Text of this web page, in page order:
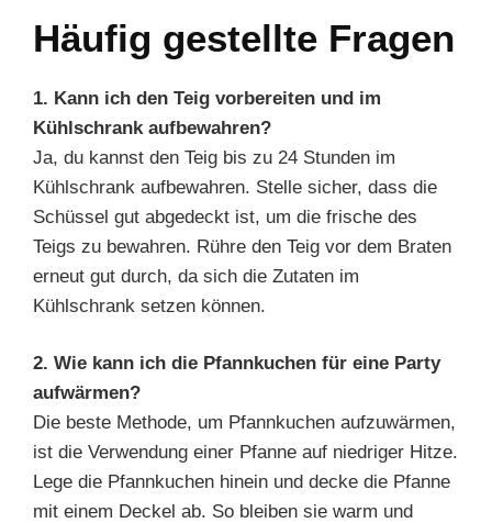
Häufig gestellte Fragen
1. Kann ich den Teig vorbereiten und im
Kühlschrank aufbewahren?
Ja, du kannst den Teig bis zu 24 Stunden im
Kühlschrank aufbewahren. Stelle sicher, dass die
Schüssel gut abgedeckt ist, um die frische des
Teigs zu bewahren. Rühre den Teig vor dem Braten
erneut gut durch, da sich die Zutaten im
Kühlschrank setzen können.
2. Wie kann ich die Pfannkuchen für eine Party
aufwärmen?
Die beste Methode, um Pfannkuchen aufzuwärmen,
ist die Verwendung einer Pfanne auf niedriger Hitze.
Lege die Pfannkuchen hinein und decke die Pfanne
mit einem Deckel ab. So bleiben sie warm und